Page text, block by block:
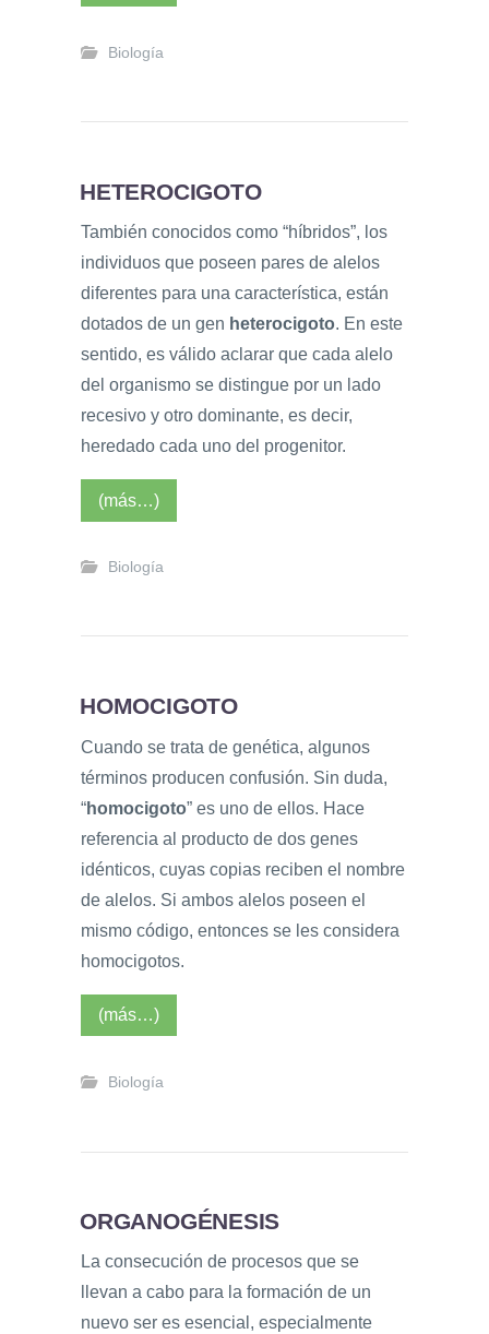
Biología
HETEROCIGOTO
También conocidos como “híbridos”, los
individuos que poseen pares de alelos
diferentes para una característica, están
dotados de un gen heterocigoto. En este
sentido, es válido aclarar que cada alelo
del organismo se distingue por un lado
recesivo y otro dominante, es decir,
heredado cada uno del progenitor.
(más…)
Biología
HOMOCIGOTO
Cuando se trata de genética, algunos
términos producen confusión. Sin duda,
“homocigoto” es uno de ellos. Hace
referencia al producto de dos genes
idénticos, cuyas copias reciben el nombre
de alelos. Si ambos alelos poseen el
mismo código, entonces se les considera
homocigotos.
(más…)
Biología
ORGANOGÉNESIS
La consecución de procesos que se
llevan a cabo para la formación de un
nuevo ser es esencial, especialmente